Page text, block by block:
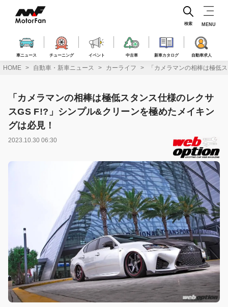
ス
車ニュース チューニング イベント 中古車 新車カタログ 自動車求人
検索 MENU
HOME 自動車・新車ニュース カーライフ 「カメラマンの相棒は極低
「カメラマンの相棒は極低スタンス仕様のレクサ
スGS F!?」シンプル&クリーンを極めたメイキン
グは必見！
2023.10.30 06:30